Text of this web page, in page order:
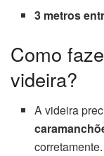
3 metros
Como
videira?
A videira
corretamente.